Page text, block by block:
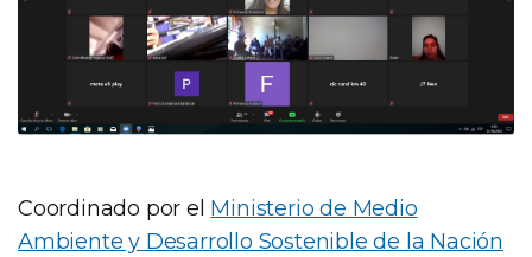
Coordinado por el Ministerio de Medio
Ambiente y Desarrollo Sostenible de la Nación